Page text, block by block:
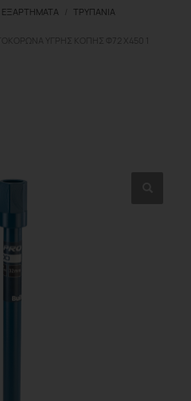
ΤΡΥΠΆΝΙΑ
ΥΓΡΉΣ ΚΟΠΉΣ Φ72 X450 1